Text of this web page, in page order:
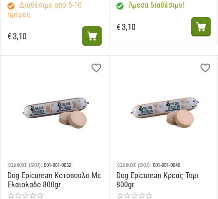
Διαθέσιμο από 5-10
ημέρες
€3,10
Άμεσα διαθέσιμο!
€3,10
ΚΩΔΙΚΟΣ (SKU): 001-001-0052
Dog Epicurean Κοτοπουλο Με
Ελαιολαδο 800gr
ΚΩΔΙΚΟΣ (SKU): 001-001-0040
Dog Epicurean Κρεας Τυρι
800gr